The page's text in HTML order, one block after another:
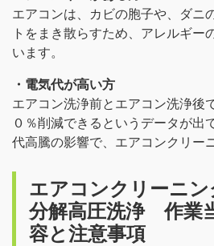
エアコンは、カビの胞子や、ダニ
トをまき散らすため、アレルギー
います。
・電気代が高い方
エアコン洗浄前とエアコン洗浄後
０％削減できるというデータが出
代高騰の影響で、エアコンクリー
エアコンクリーニ
分解高圧洗浄 作業
容と注意事項